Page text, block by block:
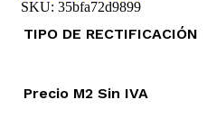
SKU: 35bfa72d9899
TIPO DE RECTIFICACIÓN
Precio M2 Sin IVA